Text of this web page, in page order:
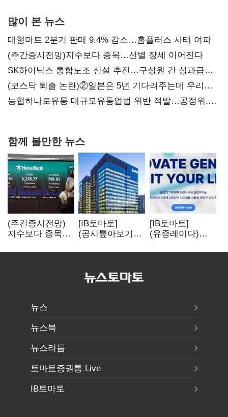
많이 본 뉴스
대형마트 2분기 판매 9.4% 감소…홈플러스 사태 여파
(주간증시전망)지수보다 종목…선별 장세 이어진다
SK하이닉스 통합노조 신설 추진…구성원 간 성과급
불만 확산
(코스닥 퇴출 논란)②일본은 5년 기다려주는데 우리는
당장 퇴출?…시간만으론 부족한 코스닥 구하기
농협하나로유통 대규모유통업법 위반 적발…공정위,
함께 볼만한 뉴스
(주간증시전망)
지수보다 종목…
이어진다
[IB토마토]
(공시톺아보기)
바로 매출로
[IB토마토]
(유증레이다)
3분의 1 토막…
뉴스
뉴스북
뉴스리듬
토마토증권통 Live
IB토마토